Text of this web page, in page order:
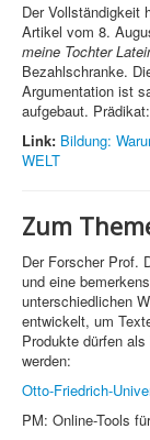
Der Vollständigkeit
Artikel vom 8.
meine Tochter
Bezahlschranke.
Argumentation ist
aufgebaut.
Link: Bildung:
WELT
Zum
Der Forscher Prof.
und eine
unterschiedlichen
entwickelt, um
Produkte dürfen
werden:
Otto-Friedrich-
PM: Online-Tools